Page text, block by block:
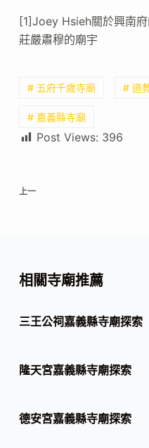
[1]Joey Hsieh關於興南府
莊嚴肅穆的廟宇
# 五府千歲寺廟 # 道
# 嘉義縣寺廟
Post Views: 396
上一
相關寺廟推薦
三王公祠嘉義縣寺廟探索
隆天宮嘉義縣寺廟探索
德安宮嘉義縣寺廟探索